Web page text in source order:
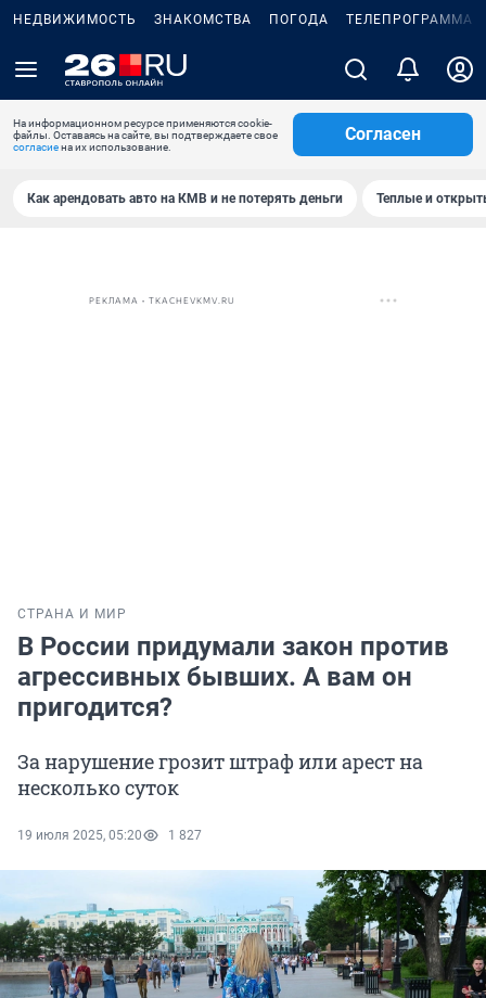
НЕДВИЖИМОСТЬ ЗНАКОМСТВА ПОГОДА ТЕЛЕПРОГРАММА
На информационном ресурсе применяются cookie-
файлы. Оставаясь на сайте, вы подтверждаете свое
согласиена их использование.
Согласен
Как арендовать авто на КМВ и не потерять деньги Теплые и
РЕКЛАМА • TKACHEVKMV.RU
СТРАНА И МИР
В России придумали закон против
агрессивных бывших. А вам он
пригодится?
За нарушение грозит штраф или арест на
несколько суток
19 июля 2025, 05:20 1 827